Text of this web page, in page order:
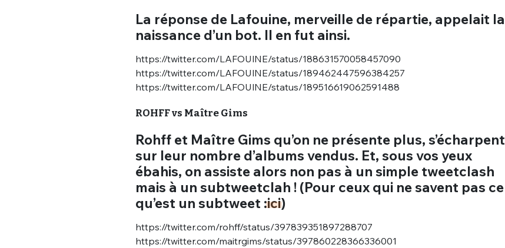
La réponse de Lafouine, merveille de répartie, appelait la
naissance d’un bot. Il en fut ainsi.
https://twitter.com/LAFOUlNE/status/188631570058457090
https://twitter.com/LAFOUlNE/status/189462447596384257
https://twitter.com/LAFOUlNE/status/189516619062591488
ROHFF vs Maître Gims
Rohff et Maître Gims qu’on ne présente plus, s’écharpent
sur leur nombre d’albums vendus. Et, sous vos yeux
ébahis, on assiste alors non pas à un simple tweetclash
mais à un subtweetclah ! (Pour ceux qui ne savent pas ce
qu’est un subtweet :ici)
https://twitter.com/rohff/status/397839351897288707
https://twitter.com/maitrgims/status/397860228366336001